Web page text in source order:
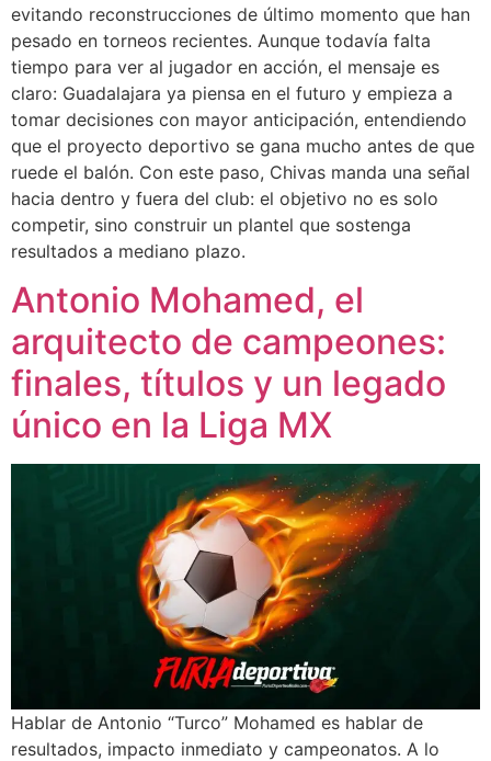
evitando reconstrucciones de último momento que han
pesado en torneos recientes. Aunque todavía falta
tiempo para ver al jugador en acción, el mensaje es
claro: Guadalajara ya piensa en el futuro y empieza a
tomar decisiones con mayor anticipación, entendiendo
que el proyecto deportivo se gana mucho antes de que
ruede el balón. Con este paso, Chivas manda una señal
hacia dentro y fuera del club: el objetivo no es solo
competir, sino construir un plantel que sostenga
resultados a mediano plazo.
Antonio Mohamed, el
arquitecto de campeones:
finales, títulos y un legado
único en la Liga MX
Hablar de Antonio “Turco” Mohamed es hablar de
resultados, impacto inmediato y campeonatos. A lo